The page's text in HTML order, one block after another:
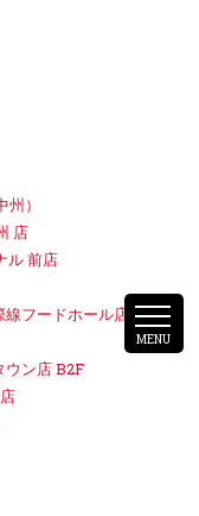
MENU
）
店
ル 前店
フードホール店
ウン店 B2F